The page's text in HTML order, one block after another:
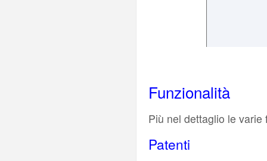
Funzionalità
Più nel dettaglio le
Patenti